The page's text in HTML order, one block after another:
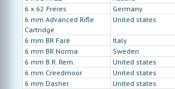
6 x 62 Freres
Germany
6 mm Advanced Rifle
Cartridge
United states
6 mm BR Farè Italy
6 mm BR Norma
Sweden
6 mm B.R. Rem.
United states
6 mm Creedmoor
United states
6 mm Dasher
United states